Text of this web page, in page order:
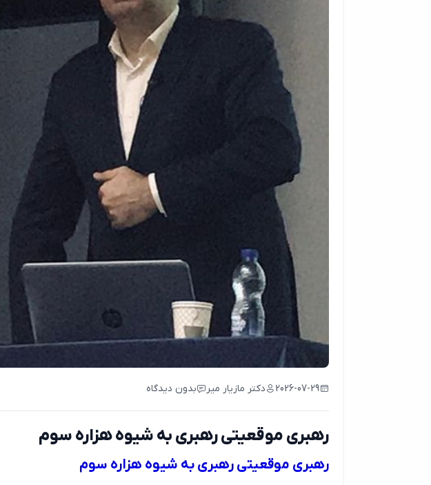
2026-07-29 دکتر مازیار میر بدون دیدگاه
رهبری موقعیتی رهبری به شیوه هزاره سوم
رهبری موقعیتی رهبری به شیوه هزاره سوم